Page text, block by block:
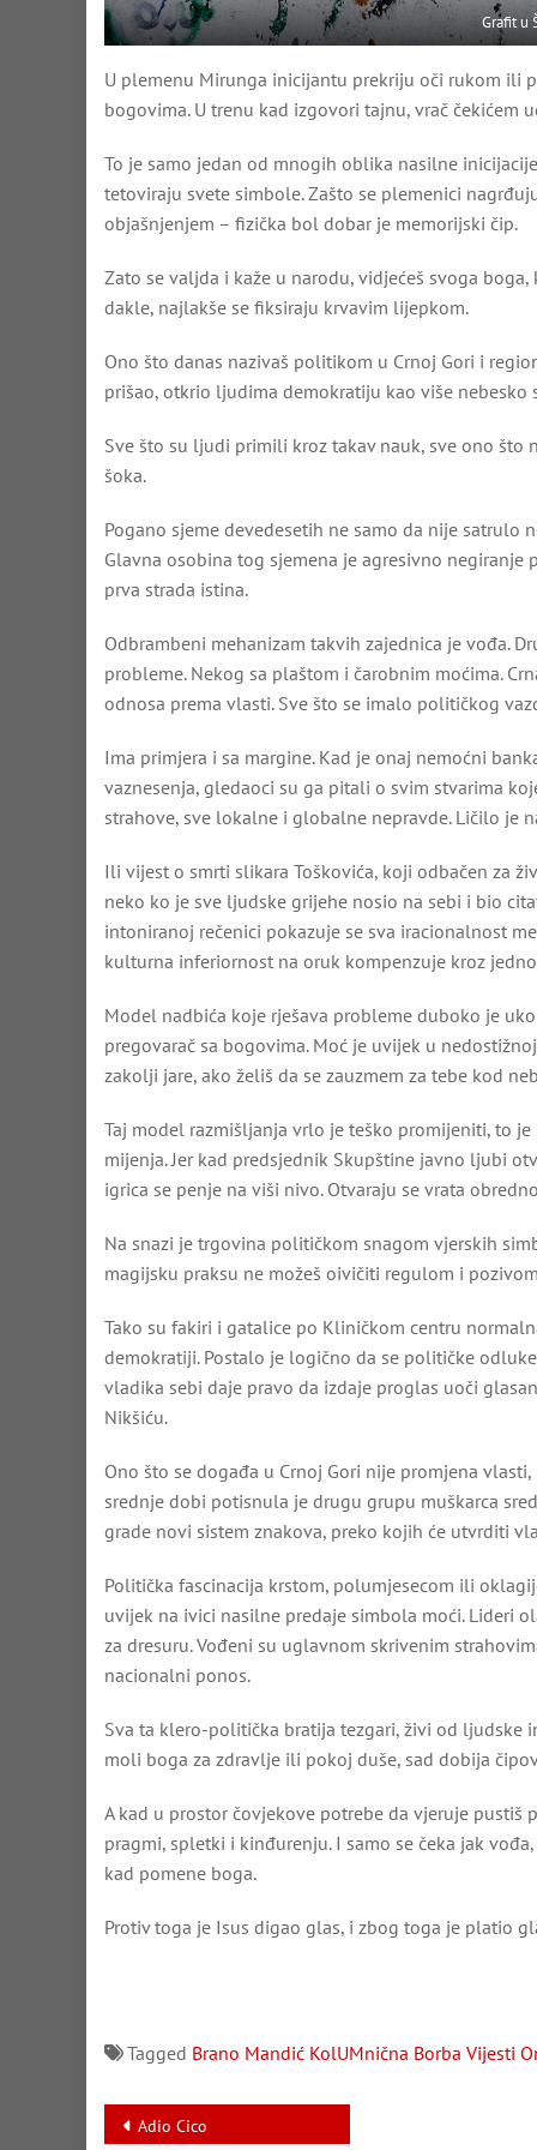
Grafit u
U plemenu Mirunga inicijantu prekriju oči rukom ili
bogovima. U trenu kad izgovori tajnu, vrač čekićem
To je samo jedan od mnogih oblika nasilne
tetoviraju svete simbole. Zašto se plemenici
objašnjenjem – fizička bol dobar je memorijski čip.
Zato se valjda i kaže u narodu, vidjećeš svoga
dakle, najlakše se fiksiraju krvavim lijepkom.
Ono što danas nazivaš politikom u Crnoj Gori i
prišao, otkrio ljudima demokratiju kao više
Sve što su ljudi primili kroz takav nauk, sve ono
šoka.
Pogano sjeme devedesetih ne samo da nije satrulo
Glavna osobina tog sjemena je agresivno
prva strada istina.
Odbrambeni mehanizam takvih zajednica je vođa.
probleme. Nekog sa plaštom i čarobnim moćima.
odnosa prema vlasti. Sve što se imalo političkog
Ima primjera i sa margine. Kad je onaj nemoćni
vaznesenja, gledaoci su ga pitali o svim stvarima
strahove, sve lokalne i globalne nepravde. Ličilo je
Ili vijest o smrti slikara Toškovića, koji odbačen za
neko ko je sve ljudske grijehe nosio na sebi i bio
intoniranoj rečenici pokazuje se sva iracionalnost
kulturna inferiornost na oruk kompenzuje kroz
Model nadbića koje rješava probleme duboko je
pregovarač sa bogovima. Moć je uvijek u
zakolji jare, ako želiš da se zauzmem za tebe kod
Taj model razmišljanja vrlo je teško promijeniti, to
mijenja. Jer kad predsjednik Skupštine javno ljubi
igrica se penje na viši nivo. Otvaraju se vrata
Na snazi je trgovina političkom snagom vjerskih
magijsku praksu ne možeš oivičiti regulom i
Tako su fakiri i gatalice po Kliničkom centru
demokratiji. Postalo je logično da se političke
vladika sebi daje pravo da izdaje proglas uoči
Nikšiću.
Ono što se događa u Crnoj Gori nije promjena
srednje dobi potisnula je drugu grupu muškarca
grade novi sistem znakova, preko kojih će utvrditi
Politička fascinacija krstom, polumjesecom ili
uvijek na ivici nasilne predaje simbola moći. Lideri
za dresuru. Vođeni su uglavnom skrivenim
nacionalni ponos.
Sva ta klero-politička bratija tezgari, živi od ljudske
moli boga za zdravlje ili pokoj duše, sad dobija
A kad u prostor čovjekove potrebe da vjeruje
pragmi, spletki i kinđurenju. I samo se čeka jak
kad pomene boga.
Protiv toga je Isus digao glas, i zbog toga je platio
Tagged Brano Mandić KolUMnična Borba Vijesti
Navigacija
Adio Cico